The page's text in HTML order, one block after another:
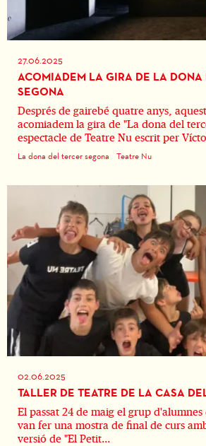
27.06.2025
ACOMIADEM LA GIRA DE LA DONA
SEGONA
Després de gairebé quatre anys,
acomiadem la gira de "La dona del
espectacle de Teatre Nu escrit per
La dona del tercer segona Teatre Nu
02.06.2025
TALLER DE TEATRE DE LA CASA
El passat 24 de maig el grup
van fer una mostra de final de curs
versió de "El Petit...